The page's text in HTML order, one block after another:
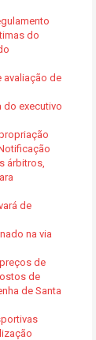
do
avaliação de
do executivo
árbitros,
de
na via
de
de
de Santa